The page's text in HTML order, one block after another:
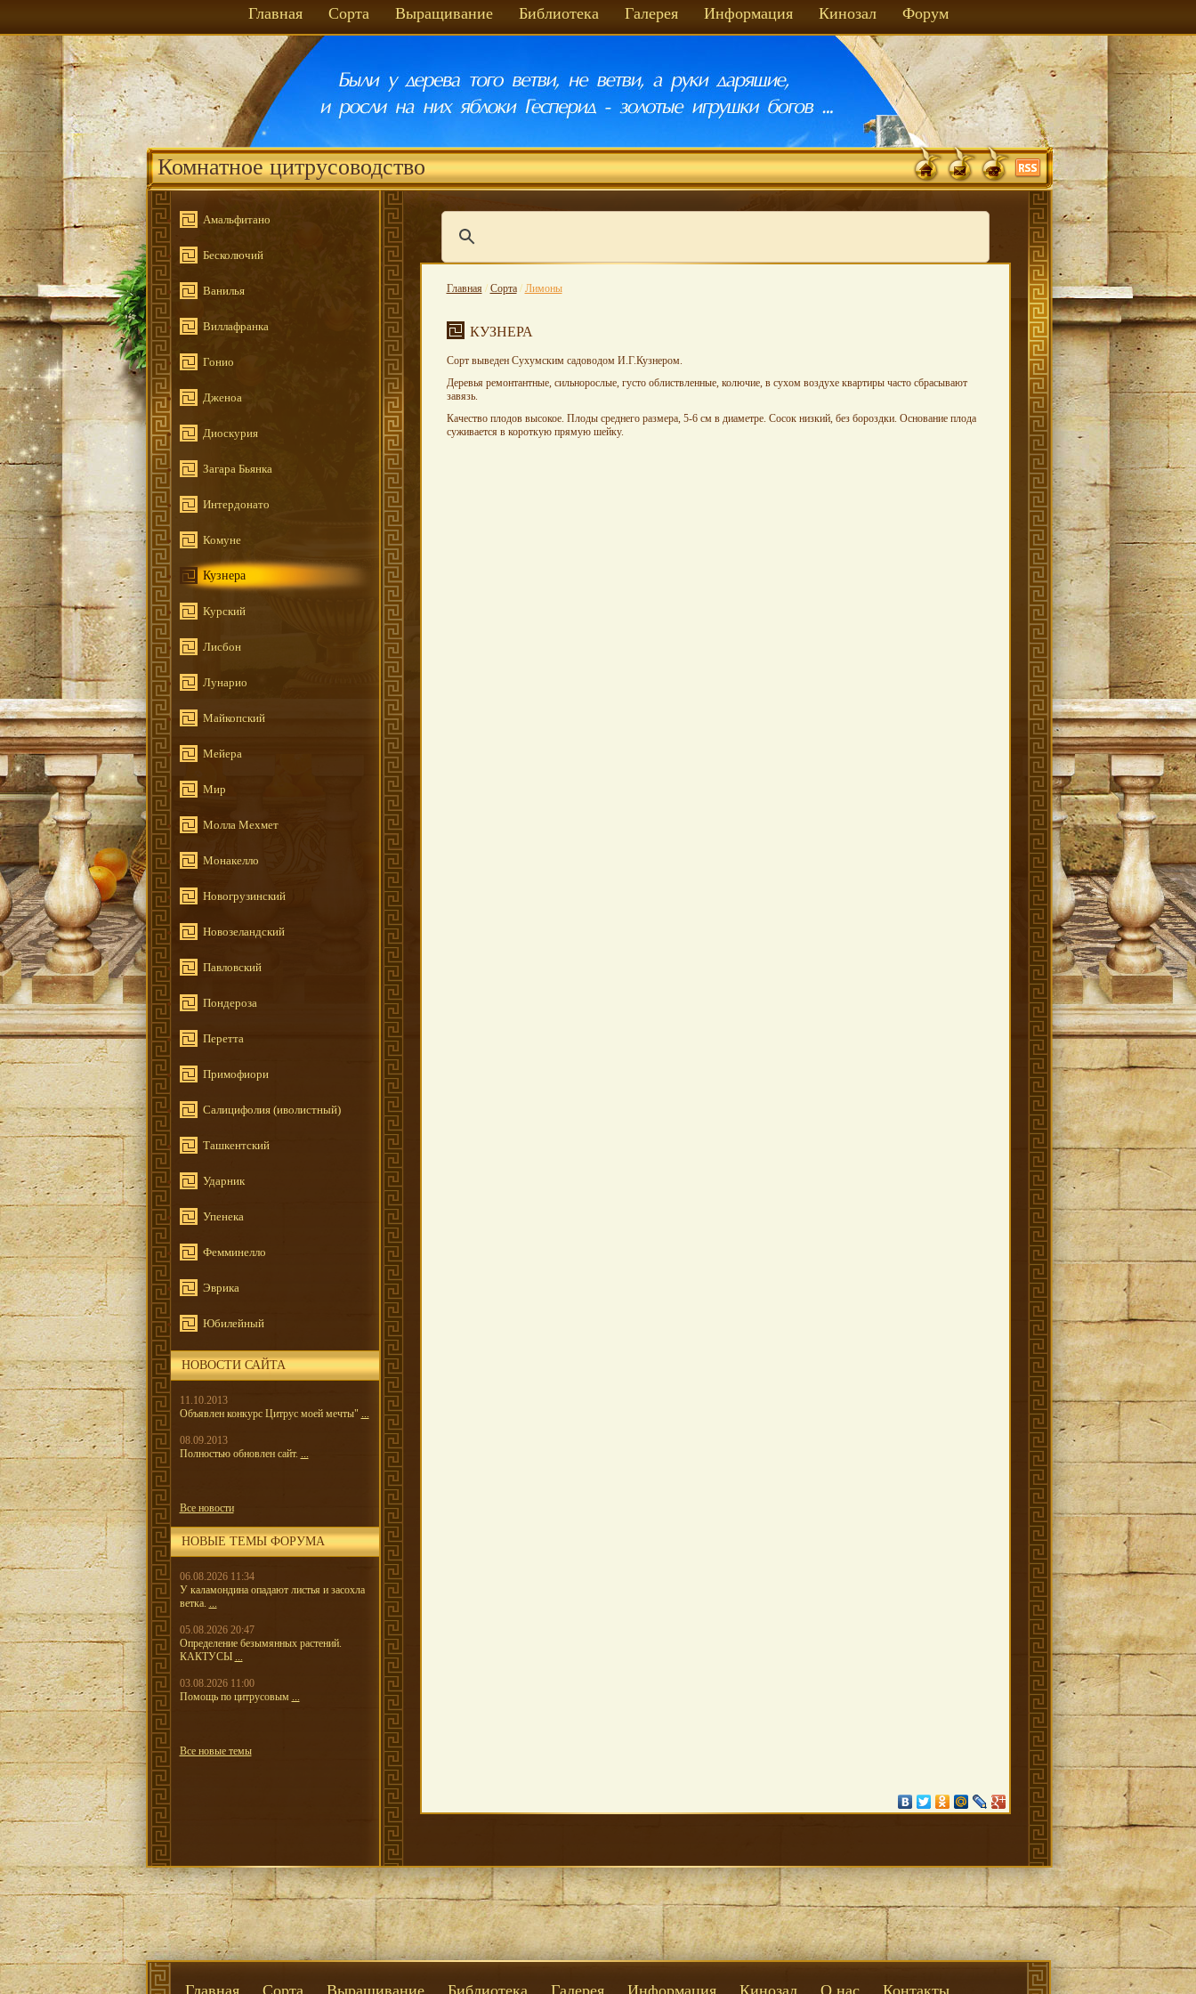
Главная Сорта Выращивание Библиотека Галерея Информация Кинозал Форум
Комнатное цитрусоводство
Амальфитано
Бесколючий
Ванилья
Виллафранка
Гонио
Дженоа
Диоскурия
Загара Бьянка
Интердонато
Комуне
Кузнера
Курский
Лисбон
Лунарио
Майкопский
Мейера
Мир
Молла Мехмет
Монакелло
Новогрузинский
Новозеландский
Павловский
Пондероза
Перетта
Примофиори
Салицифолия (иволистный)
Ташкентский
Ударник
Упенека
Фемминелло
Эврика
Юбилейный
НОВОСТИ САЙТА
11.10.2013
Объявлен конкурс Цитрус моей мечты" ...
08.09.2013
Полностью обновлен сайт. ...
Все новости
НОВЫЕ ТЕМЫ ФОРУМА
06.08.2026 11:34
У каламондина опадают листья и засохла
ветка. ...
05.08.2026 20:47
Определение безымянных растений.
КАКТУСЫ ...
03.08.2026 11:00
Помощь по цитрусовым ...
Все новые темы
Главная/ Сорта/ Лимоны
КУЗНЕРА
Сорт выведен Сухумским садоводом И.Г.Кузнером.
Деревья ремонтантные, сильнорослые, густо облиствленные, колючие, в сухом воздухе квартиры часто сбрасывают
завязь.
Качество плодов высокое. Плоды среднего размера, 5-6 см в диаметре. Сосок низкий, без бороздки. Основание плода
суживается в короткую прямую шейку.
Главная Сорта Выращивание Библиотека Галерея Информация Кинозал О нас Контакты